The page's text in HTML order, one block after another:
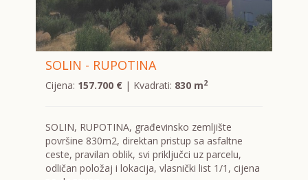
SOLIN - RUPOTINA
Cijena: 157.700 €| Kvadrati: 830 m2
SOLIN, RUPOTINA, građevinsko zemljište
površine 830m2, direktan pristup sa asfaltne
ceste, pravilan oblik, svi priključci uz parcelu,
odličan položaj i lokacija, vlasnički list 1/1, cijena